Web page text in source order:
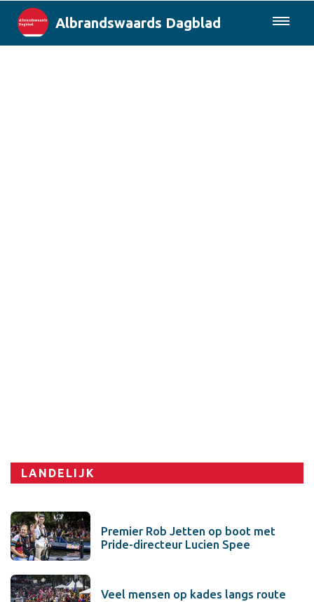
Albrandswaards Dagblad
LANDELIJK
Premier Rob Jetten op boot met
Pride-directeur Lucien Spee
Veel mensen op kades langs route